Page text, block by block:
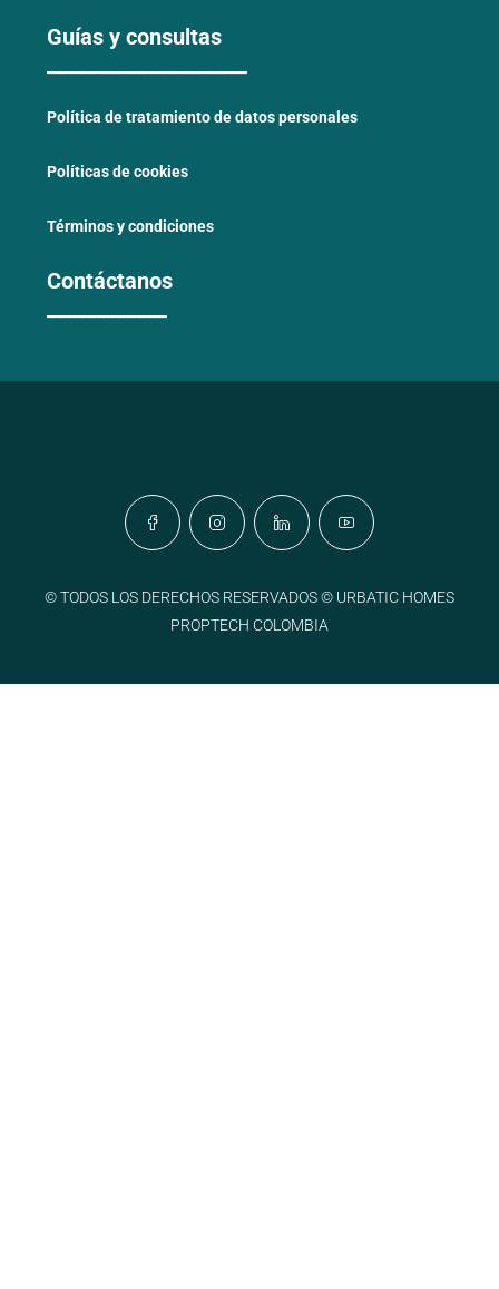
Guías y consultas
Política de tratamiento de datos personales
Políticas de cookies
Términos y condiciones
Contáctanos
© TODOS LOS DERECHOS RESERVADOS © URBATIC HOMES
PROPTECH COLOMBIA